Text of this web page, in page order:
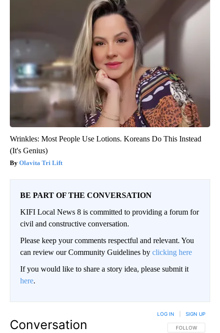
Wrinkles: Most People Use Lotions. Koreans Do This Instead
(It's Genius)
Olavita Tri Lift
BE PART OF THE CONVERSATION
KIFI Local News 8 is committed to providing a forum for
civil and constructive conversation.
Please keep your comments respectful and relevant. You
can review our Community Guidelines by clicking here
If you would like to share a story idea, please submit it
here.
Conversation FOLLOW THIS
FOLLOW
LOG IN SIGN UP